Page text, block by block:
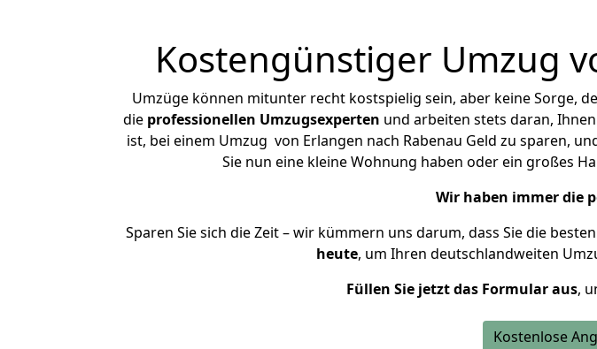
Kostengünstiger Umzug
Umzüge können mitunter recht kostspielig sein, aber keine Sorge,
die professionellen Umzugsexperten und arbeiten stets daran, Ihnen
ist, bei einem Umzug von Erlangen nach Rabenau Geld zu sparen,
Sie nun eine kleine Wohnung haben oder ein großes
Wir haben immer die
Sparen Sie sich die Zeit – wir kümmern uns darum, dass Sie die
heute, um Ihren deutschlandweiten
Füllen Sie jetzt das Formular aus,
Kostenlose